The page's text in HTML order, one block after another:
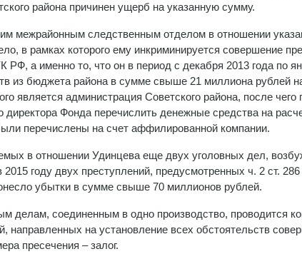
района причинен ущерб на указанную сумму.
межрайонным следственным отделом в отношении
в рамках которого ему инкриминируется совершение
РФ, а именно то, что он в период с декабря 2013 года по
из бюджета района в сумме свыше 21 миллиона рублей
является администрация Советского района, после чего
директора Фонда перечислить денежные средства на
перечислены на счет аффилированной компании.
в отношении Удинцева еще двух уголовных дел,
году двух преступлений, предусмотренных ч. 2 ст.
убытки в сумме свыше 70 миллионов рублей.
делам, соединенным в одно производство, проводится
направленных на установление всех обстоятельств
пресечения – залог.